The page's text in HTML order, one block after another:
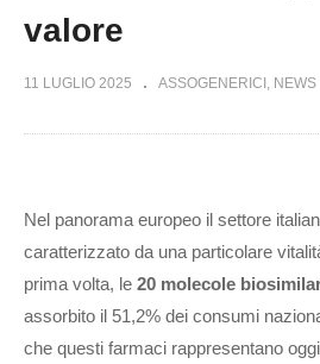
valore
11 LUGLIO 2025 ASSOGENERICI NEWS
Nel panorama europeo il settore
caratterizzato da una particolare
prima volta, le 20 molecole
assorbito il 51,2% dei consumi
che questi farmaci rappresentano